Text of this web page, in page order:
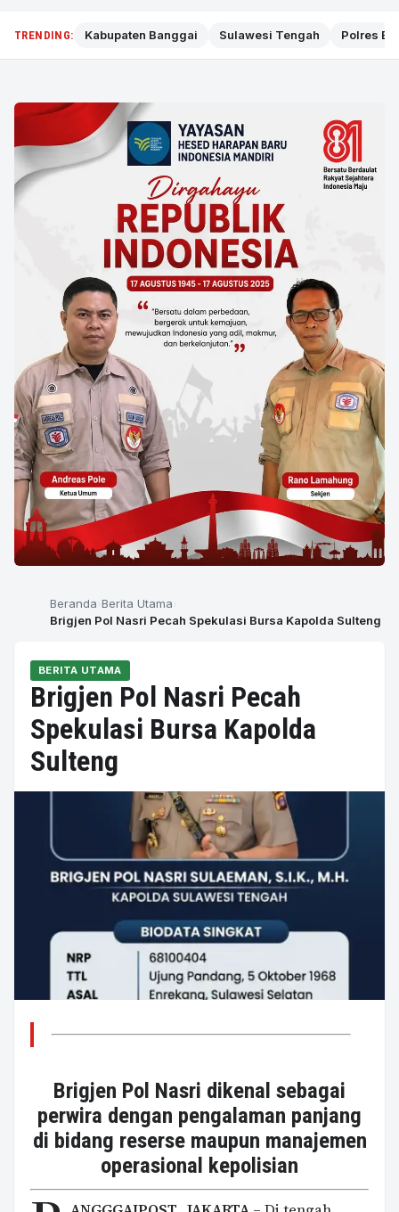
TRENDING: Kabupaten Banggai Sulawesi Tengah Polres
Beranda Berita Utama
Brigjen Pol Nasri Pecah Spekulasi Bursa Kapolda Sulteng
BERITA UTAMA
Brigjen Pol Nasri Pecah
Spekulasi Bursa Kapolda
Sulteng
Brigjen Pol Nasri dikenal sebagai
perwira dengan pengalaman panjang
di bidang reserse maupun manajemen
operasional kepolisian